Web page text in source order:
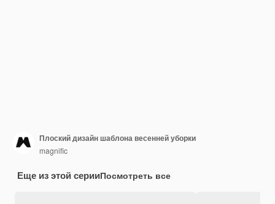
Плоский дизайн шаблона весенней уборки
magnific
Еще из этой серииПосмотреть все